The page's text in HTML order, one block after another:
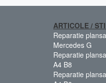
ARTICOLE /
Reparatie
Mercedes G
Reparatie
A4 B8
Reparatie